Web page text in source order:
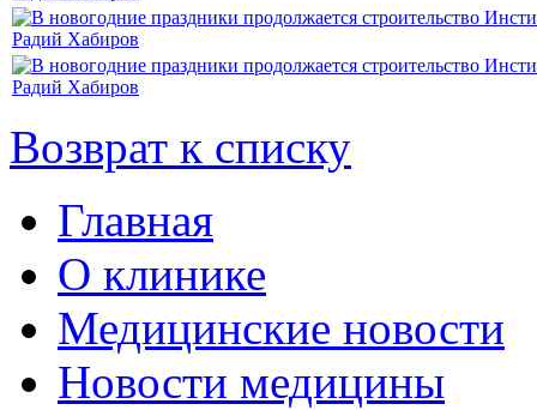
Возврат к списку
Главная
О клинике
Медицинские новости
Новости медицины